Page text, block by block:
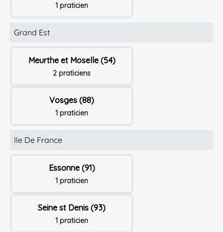
1 praticien
Grand Est
Meurthe et Moselle (54)
2 praticiens
Vosges (88)
1 praticien
Ile De France
Essonne (91)
1 praticien
Seine st Denis (93)
1 praticien